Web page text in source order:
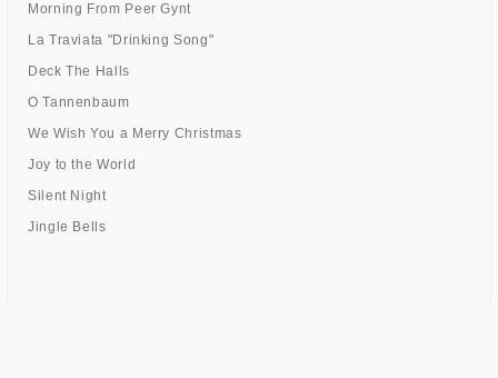
Morning From Peer Gynt
La Traviata "Drinking Song"
Deck The Halls
O Tannenbaum
We Wish You a Merry Christmas
Joy to the World
Silent Night
Jingle Bells